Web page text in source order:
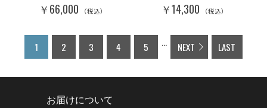
￥66,000 （税込） ￥14,300 （税込）
1 2 3 4 5 ... NEXT LAST
お届けについて